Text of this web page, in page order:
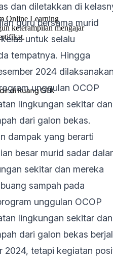
dan diletakkan di
guru bersama murid
untuk selalu
tempatnya. Hingga
2024
unggulan OCOP
lingkungan sekitar dan
dari galon bekas.
dampak yang berarti
besar murid sadar
sekitar dan mereka
sampah pada
unggulan OCOP
lingkungan sekitar dan
dari galon bekas
2024, tetapi kegiatan
Online Learning
keterampilan mengajar